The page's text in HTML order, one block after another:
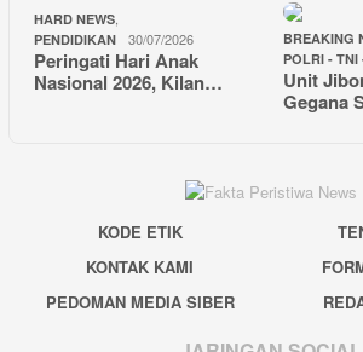
HARD NEWS,
PENDIDIKAN 30/07/2026
Peringati Hari Anak
Nasional 2026, Kilan…
BREAKING
POLRI - TNI
Unit
Gegana
KODE ETIK
KONTAK KAMI
PEDOMAN MEDIA SIBER